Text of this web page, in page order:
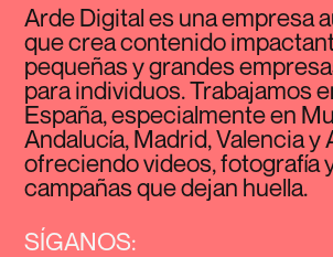
Arde Digital es una empresa
que crea contenido
pequeñas y grandes
para individuos. Trabajamos
España, especialmente en
Andalucía, Madrid, Valencia y
ofreciendo videos, fotografía
campañas que dejan huella.
SÍGANOS: